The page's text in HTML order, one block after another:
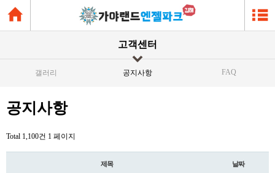
고객센터
갤러리 공지사항 FAQ
공지사항
Total 1,100건 1 페이지
제목 날짜